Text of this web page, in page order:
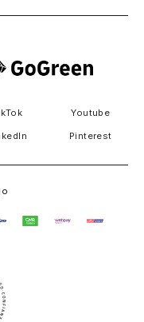
Youtube
Pinterest